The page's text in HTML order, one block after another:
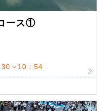
ース①
～10：54